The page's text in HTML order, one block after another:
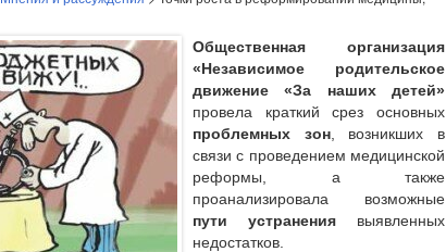
Общественная организация
«Независимое родительское
движение «За наших детей»
провела краткий срез основных
проблемных зон, возникших в
связи с проведением медицинской
реформы, а также
проанализировала возможные
пути устранения выявленных
недостатков.